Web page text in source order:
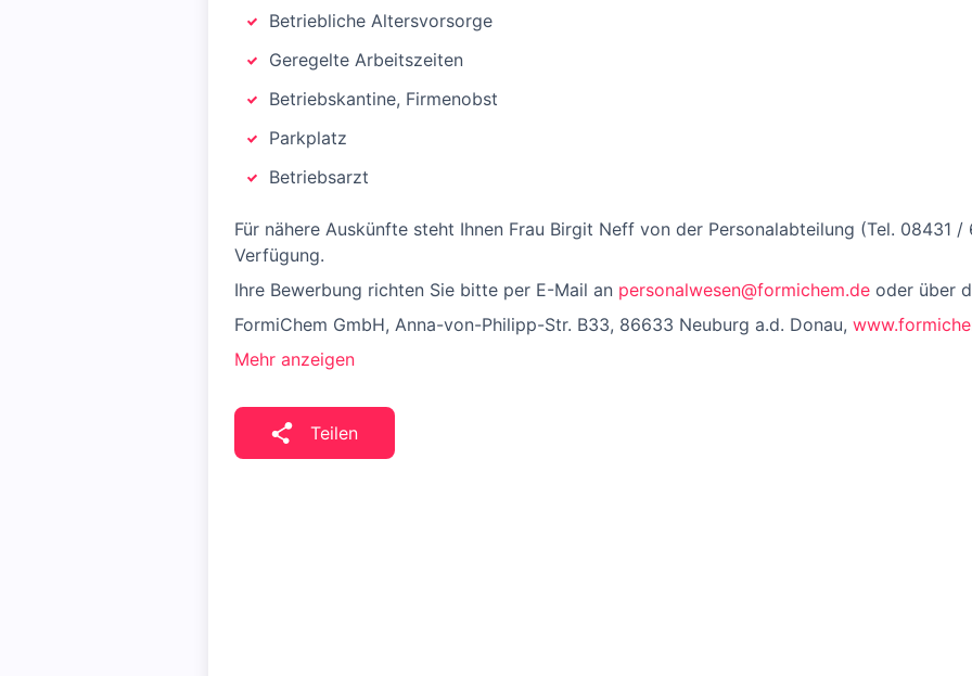
Betriebliche Altersvorsorge
Geregelte Arbeitszeiten
Betriebskantine, Firmenobst
Parkplatz
Betriebsarzt
Für nähere Auskünfte steht Ihnen Frau Birgit Neff von der Personalabteilung (Tel. 08431
Verfügung.
Ihre Bewerbung richten Sie bitte per E-Mail an personalwesen@formichem.de oder über
FormiChem GmbH, Anna-von-Philipp-Str. B33, 86633 Neuburg a.d. Donau,
Mehr anzeigen
Teilen